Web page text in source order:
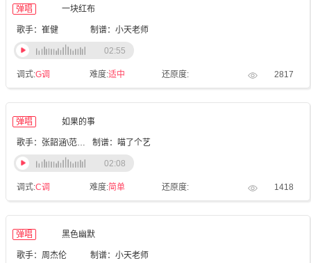
弹唱 一块红布
歌手：崔健 制谱：小天老师
调式:G调 难度:适中 还原度: 2817
02:55
弹唱 如果的事
歌手：张韶涵\范玮琪 制谱：喵了个艺
调式:C调 难度:简单 还原度: 1418
02:08
弹唱 黑色幽默
歌手：周杰伦 制谱：小天老师